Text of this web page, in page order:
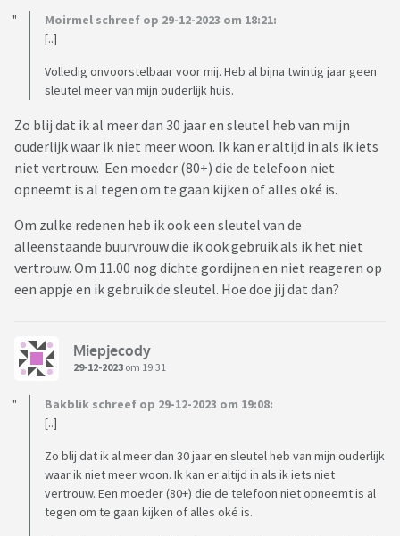
Moirmel schreef op 29-12-2023 om 18:21:
[..]
Volledig onvoorstelbaar voor mij. Heb al bijna twintig jaar geen
sleutel meer van mijn ouderlijk huis.
Zo blij dat ik al meer dan 30 jaar en sleutel heb van mijn
ouderlijk waar ik niet meer woon. Ik kan er altijd in als ik iets
niet vertrouw. Een moeder (80+) die de telefoon niet
opneemt is al tegen om te gaan kijken of alles oké is.
Om zulke redenen heb ik ook een sleutel van de
alleenstaande buurvrouw die ik ook gebruik als ik het niet
vertrouw. Om 11.00 nog dichte gordijnen en niet reageren op
een appje en ik gebruik de sleutel. Hoe doe jij dat dan?
Miepjecody
29-12-2023 om 19:31
Bakblik schreef op 29-12-2023 om 19:08:
[..]
Zo blij dat ik al meer dan 30 jaar en sleutel heb van mijn ouderlijk
waar ik niet meer woon. Ik kan er altijd in als ik iets niet
vertrouw. Een moeder (80+) die de telefoon niet opneemt is al
tegen om te gaan kijken of alles oké is.